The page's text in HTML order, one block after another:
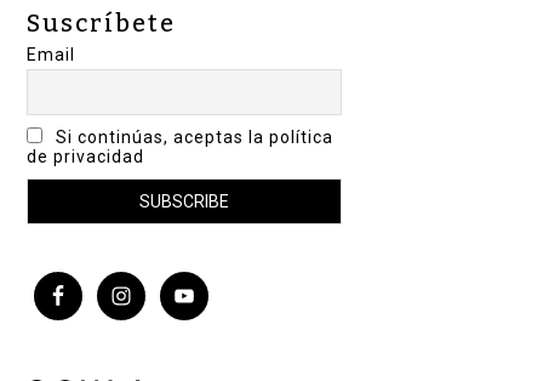
Suscríbete
Email
Si continúas, aceptas la política
de privacidad